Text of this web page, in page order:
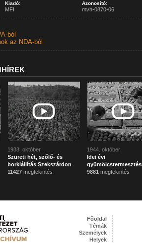
Kiadó:
MFI
Azonosító:
mvh-0870-06
ból
az NDA-ból
1933. október
Szüreti hét, szőlő- és
borkiállítás Szekszárdon
11427 megtekintés
1944. október
Idei évi
9881 megtekintés
Főoldal
Témák
Személyek
Helyek